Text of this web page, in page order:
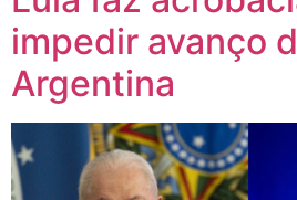
impedir avanço
Argentina